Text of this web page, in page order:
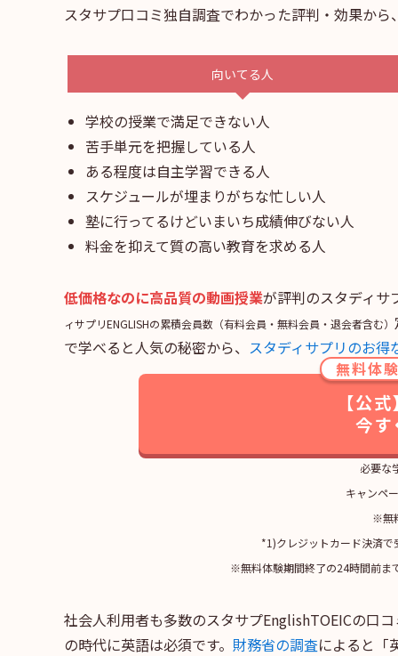
スタサプ口コミ独自調査でわかった評判・効果か
向いてる人
学校の授業で満足できない人
苦手単元を把握している人
ある程度は自主学習できる人
スケジュールが埋まりがちな忙しい人
塾に行ってるけどいまいち成績伸びない人
料金を抑えて質の高い教育を求める人
低価格なのに高品質の動画授業が評判のスタディサ
ィサプリENGLISHの累積会員数（有料会員・無料会員・退会者含む）
で学べると人気の秘密から、 スタディサプリのお得
無料体
【公
今す
必要な
キャンペ
※無
*1)クレジットカード決済
※無料体験期間終了の24時間前ま
社会人利用者も多数のスタサプEnglishTOEICの口
の時代に英語は必須です。 財務省の調査によると「